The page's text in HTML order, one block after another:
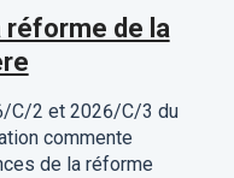
réforme de la
C/2 et 2026/C/3 du
commente
de la réforme